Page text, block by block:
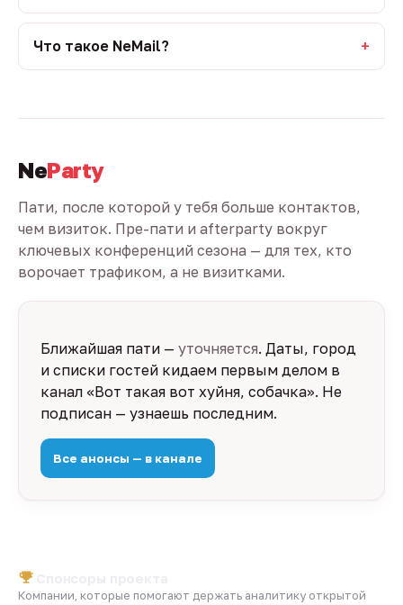
Что такое NeMail?
NeParty
Пати, после которой у тебя больше контактов,
чем визиток. Пре-пати и afterparty вокруг
ключевых конференций сезона — для тех, кто
ворочает трафиком, а не визитками.
Ближайшая пати — уточняется. Даты, город
и списки гостей кидаем первым делом в
канал «Вот такая вот хуйня, собачка». Не
подписан — узнаешь последним.
Все анонсы — в канале
Компании, которые помогают держать аналитику открытой